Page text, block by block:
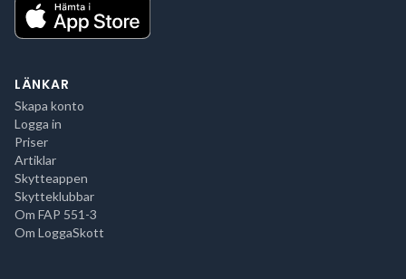
LÄNKAR
Skapa konto
Logga in
Priser
Artiklar
Skytteappen
Skytteklubbar
Om FAP 551-3
Om LoggaSkott